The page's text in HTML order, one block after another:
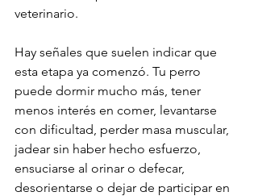
veterinario.
Hay señales que suelen indicar que
esta etapa ya comenzó. Tu perro
puede dormir mucho más, tener
menos interés en comer, levantarse
con dificultad, perder masa muscular,
jadear sin haber hecho esfuerzo,
ensuciarse al orinar o defecar,
desorientarse o dejar de participar en